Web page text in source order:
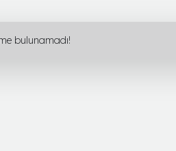
bulunamadı!